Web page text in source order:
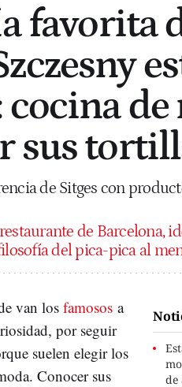
favorita
cocina
sus
de Sitges con
de Barcelona,
del pica-pica al
de
van los famosos a
por seguir
suelen elegir los
Conocer sus